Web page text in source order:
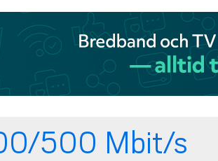
500 Mbit/s